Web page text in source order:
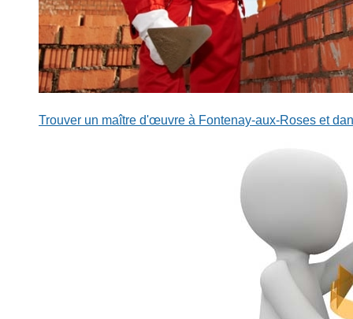
Trouver un maître d'œuvre à Fontenay-aux-Roses et